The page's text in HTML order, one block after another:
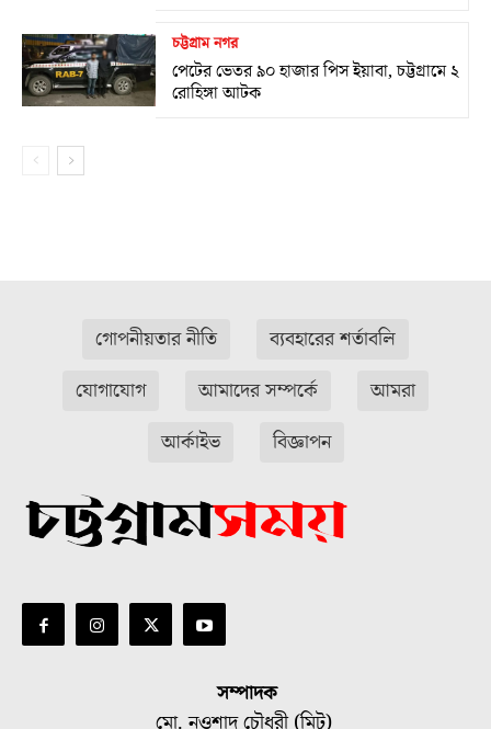
চট্টগ্রাম নগর
পেটের ভেতর ৯০ হাজার পিস ইয়াবা, চট্টগ্রামে ২
রোহিঙ্গা আটক
গোপনীয়তার নীতি
ব্যবহারের শর্তাবলি
যোগাযোগ
আমাদের সম্পর্কে
আমরা
আর্কাইভ
বিজ্ঞাপন
সম্পাদক
মো. নওশাদ চৌধুরী (মিটু)